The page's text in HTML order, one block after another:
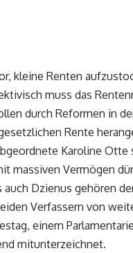
kleine Renten
muss das
durch Reformen in
Rente
Karoline Otte
massiven Vermögen
Dzienus gehören
Verfassern von
einem
mitunterzeichnet.